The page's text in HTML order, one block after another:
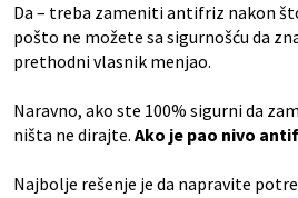
Da – treba zameniti antifriz nakon
pošto ne možete sa sigurnošću da
prethodni vlasnik menjao.
Naravno, ako ste 100% sigurni da
ništa ne dirajte. Ako je pao nivo
Najbolje rešenje je da napravite